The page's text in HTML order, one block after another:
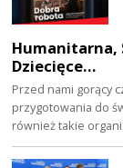
Humanitarna,
Dziecięce…
Przed nami gorący
przygotowania do
również takie